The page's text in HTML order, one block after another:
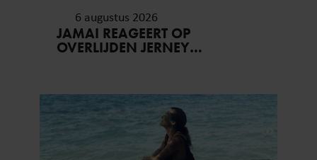
6 augustus 2026
JAMAI REAGEERT OP
OVERLIJDEN JERNEY
VERGETEN’